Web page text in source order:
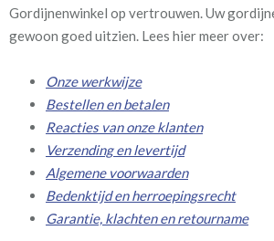
Gordijnenwinkel op vertrouwen. Uw
gewoon goed uitzien. Lees hier meer over:
Onze werkwijze
Bestellen en betalen
Reacties van onze klanten
Verzending en levertijd
Algemene voorwaarden
Bedenktijd en herroepingsrecht
Garantie, klachten en retourname